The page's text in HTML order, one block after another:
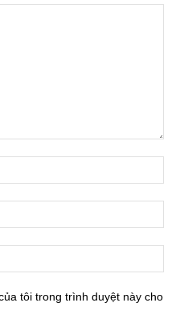
tôi trong trình duyệt này cho